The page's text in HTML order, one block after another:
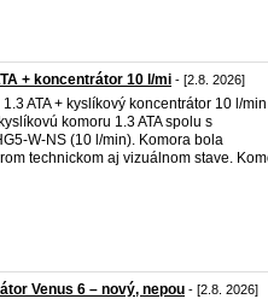
+ koncentrátor 10 l/mi - [2.8. 2026]
ATA + kyslíkový koncentrátor 10 l/min
komoru 1.3 ATA spolu s
W-NS (10 l/min). Komora bola
technickom aj vizuálnom stave.
Venus 6 – nový, nepou - [2.8. 2026]